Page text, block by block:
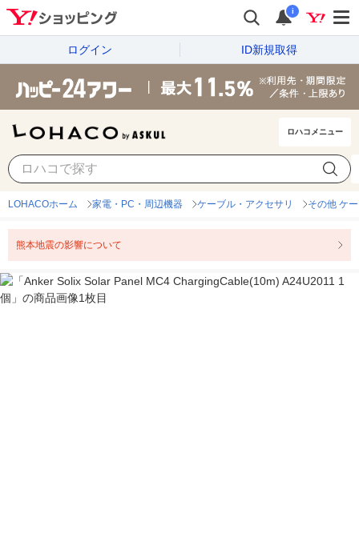
i
ログイン ID新規取得
ロハコメニュー
LOHACOホーム 家電・PC・周辺機器 ケーブル・アクセサリ その他 ケ
熊本地震の影響について